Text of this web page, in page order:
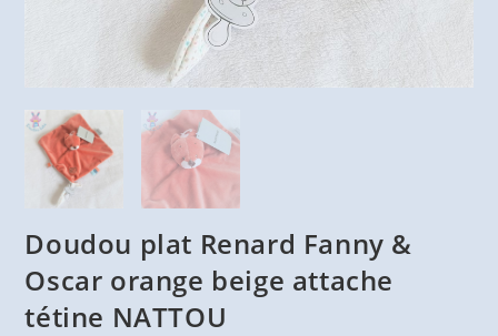
Doudou plat Renard Fanny &
Oscar orange beige attache
tétine NATTOU